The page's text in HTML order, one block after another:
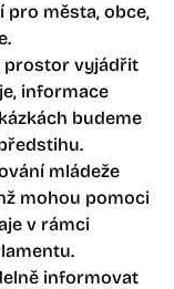
pro města, obce,
prostor vyjádřit
informace
budeme
mládeže
mohou pomoci
v rámci
informovat